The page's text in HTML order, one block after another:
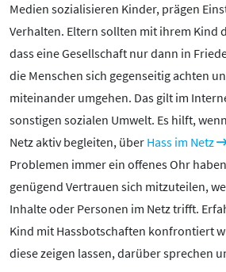
Medien sozialisieren Kinder, prägen
Verhalten. Eltern sollten mit ihrem Kind
dass eine Gesellschaft nur dann in
die Menschen sich gegenseitig achten
miteinander umgehen. Das gilt im
sonstigen sozialen Umwelt. Es hilft,
Netz aktiv begleiten, über Hass im Netz
Problemen immer ein offenes Ohr
genügend Vertrauen sich mitzuteilen,
Inhalte oder Personen im Netz trifft.
Kind mit Hassbotschaften konfrontiert
diese zeigen lassen, darüber sprechen
YouTube
Grundlagen
Sicherheit & Risiken
Tipps & Regeln
Studien
Aktuelles